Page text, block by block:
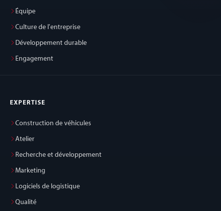
Équipe
Culture de l'entreprise
Développement durable
Engagement
EXPERTISE
Construction de véhicules
Atelier
Recherche et développement
Marketing
Logiciels de logistique
Qualité